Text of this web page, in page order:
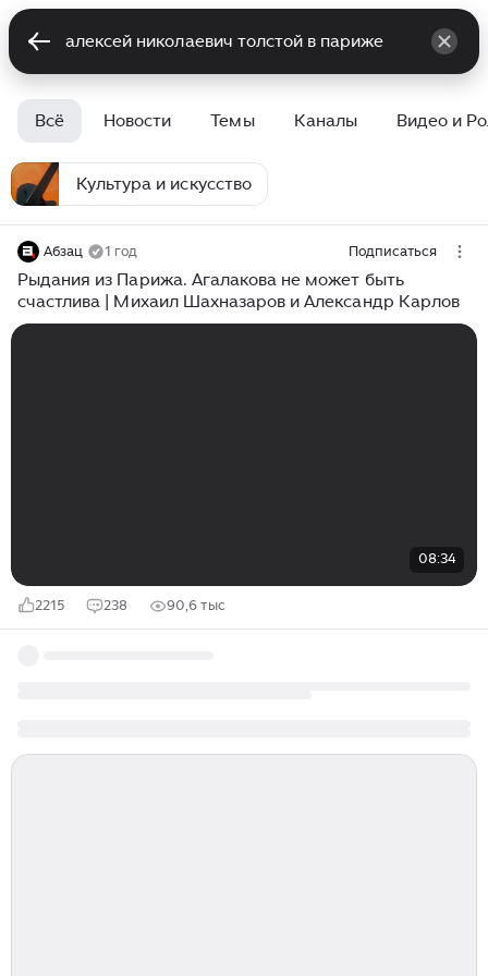
Всё Новости Темы Каналы Видео и
Культура и искусство
Абзац 1 год Подписаться
Рыдания из Парижа. Агалакова не может быть
счастлива | Михаил Шахназаров и Александр Карлов
08:34
2215 238 90,6 тыс